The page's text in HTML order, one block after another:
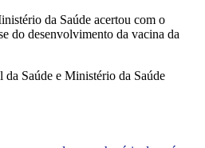
da Saúde acertou com o
do desenvolvimento da vacina da
Saúde e Ministério da Saúde